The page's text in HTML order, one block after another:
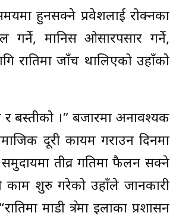
हुनसक्ने प्रवेशलाई रोक्नका
गर्ने, मानिस ओसारपसार गर्ने,
रातिमा जाँच थालिएको उहाँको
बस्तीको ।” बजारमा अनावश्यक
दूरी कायम गराउन दिनमा
तीव्र गतिमा फैलन सक्ने
काम शुरु गरेको उहाँले जानकारी
माडी क्षेत्रमा इलाका प्रशासन